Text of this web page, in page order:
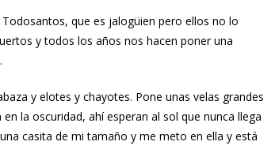
que es jalogüien pero ellos no lo
y todos los años nos hacen poner una
y elotes y chayotes. Pone unas velas grandes
la oscuridad, ahí esperan al sol que nunca llega
casita de mi tamaño y me meto en ella y está